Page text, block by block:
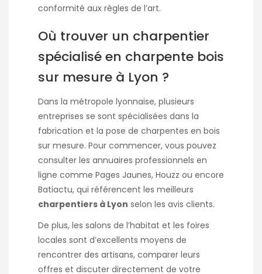
conformité aux règles de l’art.
Où trouver un charpentier
spécialisé en charpente bois
sur mesure à Lyon ?
Dans la métropole lyonnaise, plusieurs
entreprises se sont spécialisées dans la
fabrication et la pose de charpentes en bois
sur mesure. Pour commencer, vous pouvez
consulter les annuaires professionnels en
ligne comme Pages Jaunes, Houzz ou encore
Batiactu, qui référencent les meilleurs
charpentiers à Lyon selon les avis clients.
De plus, les salons de l’habitat et les foires
locales sont d’excellents moyens de
rencontrer des artisans, comparer leurs
offres et discuter directement de votre